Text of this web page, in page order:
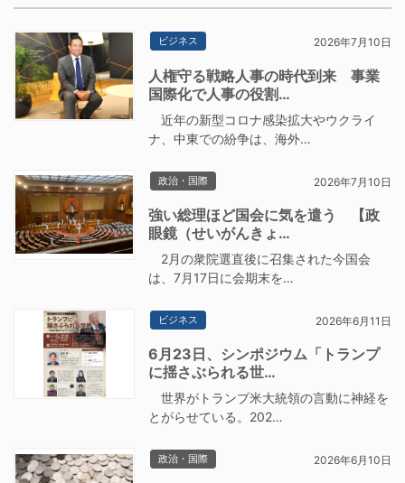
ビジネス 2026年7月10日
人権守る戦略人事の時代到来 事業
国際化で人事の役割…
近年の新型コロナ感染拡大やウクライ
ナ、中東での紛争は、海外…
政治・国際 2026年7月10日
強い総理ほど国会に気を遣う 【政
眼鏡（せいがんきょ…
2月の衆院選直後に召集された今国会
は、7月17日に会期末を…
ビジネス 2026年6月11日
6月23日、シンポジウム「トランプ
に揺さぶられる世…
世界がトランプ米大統領の言動に神経を
とがらせている。202…
政治・国際 2026年6月10日